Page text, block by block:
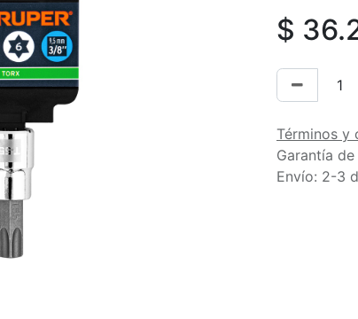
$
Términos y
Garantía
Envío: 2-3